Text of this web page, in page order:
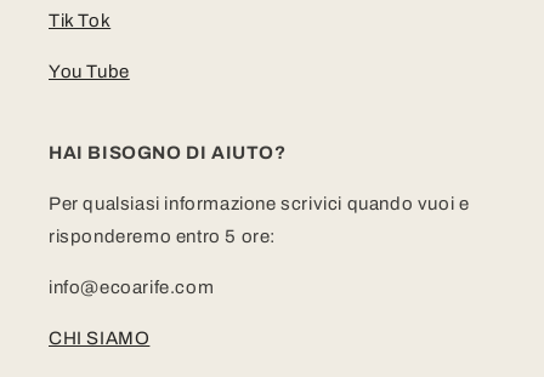
Tik Tok
You Tube
HAI BISOGNO DI AIUTO?
Per qualsiasi informazione scrivici quando vuoi e
risponderemo entro 5 ore:
info@ecoarife.com
CHI SIAMO